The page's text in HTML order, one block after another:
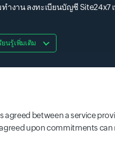
งาน ลงทะเบียนบัญชี Site24x7
ยนรู้เพิ่มเติม
between a service
upon commitments